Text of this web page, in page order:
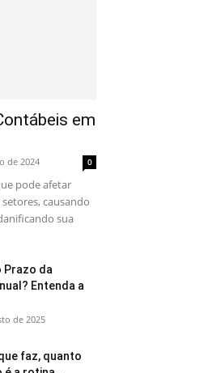
em
de 2024 0
pode afetar
causando
sua
Prazo da
Entenda a
de 2025
faz, quanto